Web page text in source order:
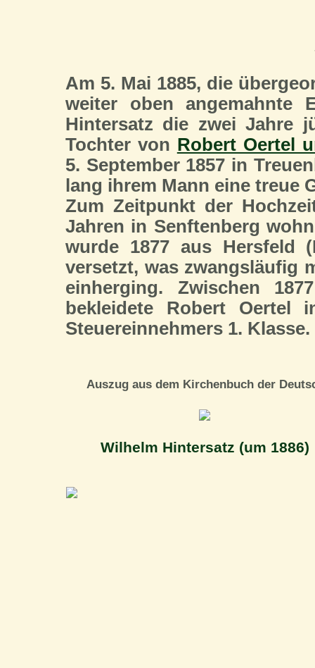
Am 5. Mai 1885, die
weiter oben angemahnte
Hintersatz die zwei Jahre
Tochter von Robert Oertel
5. September 1857 in
lang ihrem Mann eine treue
Zum Zeitpunkt der
Jahren in Senftenberg
wurde 1877 aus Hersfeld
versetzt, was zwangsläufig
einherging. Zwischen
bekleidete Robert Oertel
Steuereinnehmers 1. Klasse.
Auszug aus dem Kirchenbuch der
Wilhelm Hintersatz (um 1886)